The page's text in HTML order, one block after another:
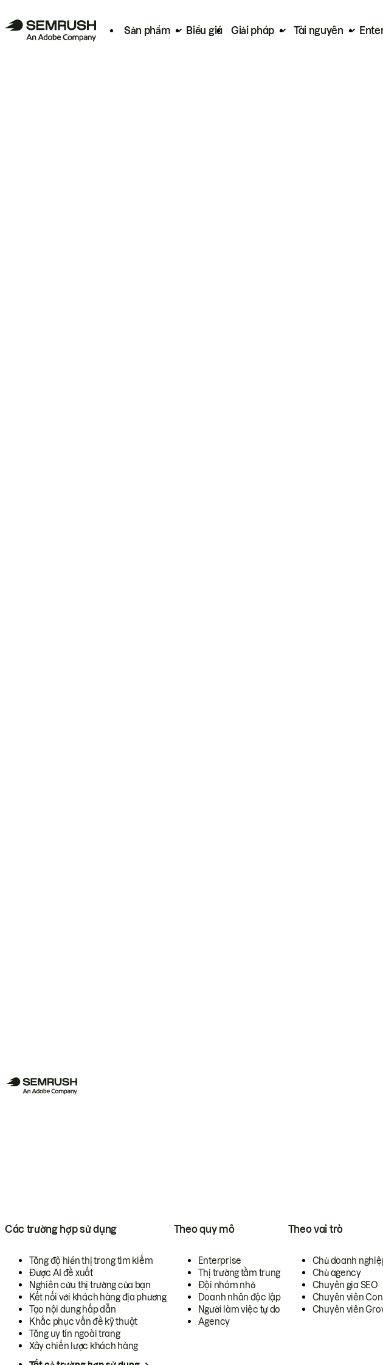
Sản phẩm Biểu giá Giải pháp Tài nguyên
Các trường hợp sử dụng
Tăng độ hiển thị trong tìm kiếm
Được AI đề xuất
Nghiên cứu thị trường của bạn
Kết nối với khách hàng địa phương
Tạo nội dung hấp dẫn
Khắc phục vấn đề kỹ thuật
Tăng uy tín ngoài trang
Xây chiến lược khách hàng
Theo quy mô
Enterprise
Thị trường tầm trung
Đội nhóm nhỏ
Doanh nhân độc lập
Người làm việc tự do
Agency
Theo vai trò
Chủ doanh
Chủ agency
Chuyên gia SEO
Chuyên viên
Chuyên viên